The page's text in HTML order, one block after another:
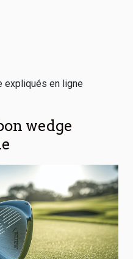
expliqués en ligne
wedge